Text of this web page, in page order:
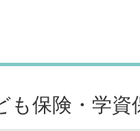
も保険・学